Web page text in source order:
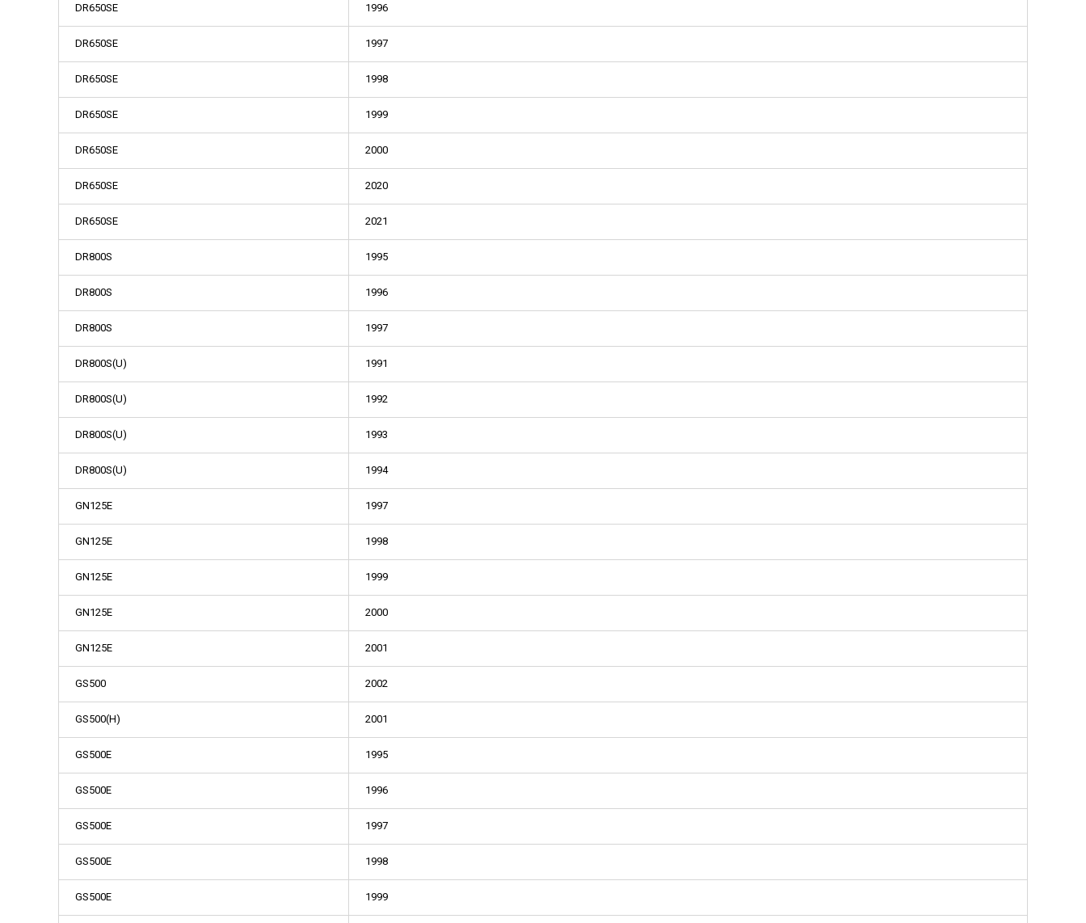
DR650SE 1996
DR650SE 1997
DR650SE 1998
DR650SE 1999
DR650SE 2000
DR650SE 2020
DR650SE 2021
DR800S 1995
DR800S 1996
DR800S 1997
DR800S(U) 1991
DR800S(U) 1992
DR800S(U) 1993
DR800S(U) 1994
GN125E 1997
GN125E 1998
GN125E 1999
GN125E 2000
GN125E 2001
GS500 2002
GS500(H) 2001
GS500E 1995
GS500E 1996
GS500E 1997
GS500E 1998
GS500E 1999